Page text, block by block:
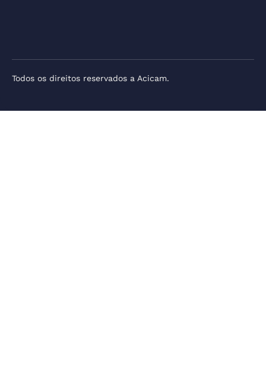
Todos os direitos reservados a Acicam.